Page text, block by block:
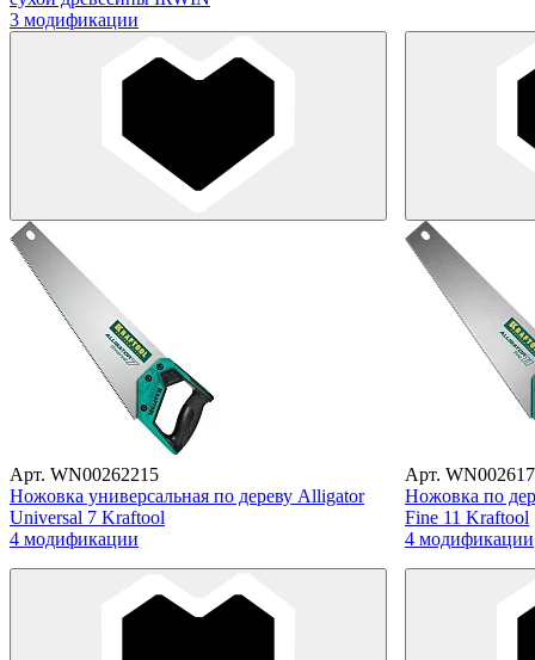
3 модификации
Арт. WN00262215
Ножовка универсальная по дереву Alligator
Universal 7 Kraftool
4 модификации
Арт.
Ножовка по
Fine 11 Kraftool
4 модификации